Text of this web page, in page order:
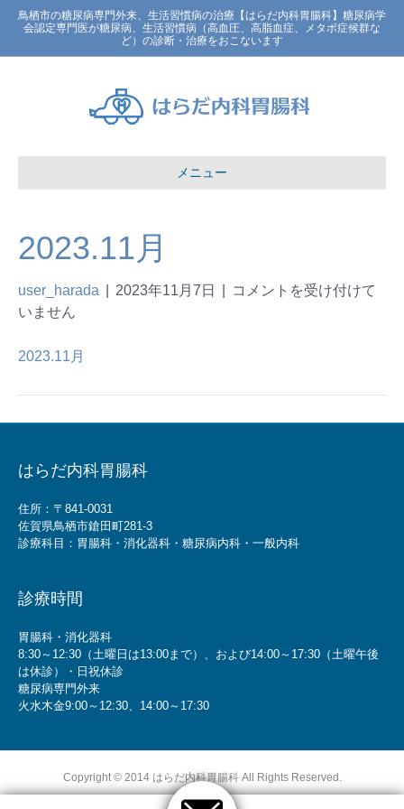
鳥栖市の糖尿病専門外来、生活習慣病の治療【はらだ内科胃腸科】糖尿病学
会認定専門医が糖尿病、生活習慣病（高血圧、高脂血症、メタボ症候群な
ど）の診断・治療をおこないます
メニュー
2023.11月
user_harada 2023年11月7日
コメントを受け付けて
いません
2023.11月
はらだ内科胃腸科
住所：〒841-0031
佐賀県鳥栖市鎗田町281-3
診療科目：胃腸科・消化器科・糖尿病内科・一般内科
診療時間
胃腸科・消化器科
8:30～12:30（土曜日は13:00まで）、および14:00～17:30（土曜午後
は休診）・日祝休診
糖尿病専門外来
火水木金9:00～12:30、14:00～17:30
Copyright © 2014 はらだ内科胃腸科 All Rights Reserved.